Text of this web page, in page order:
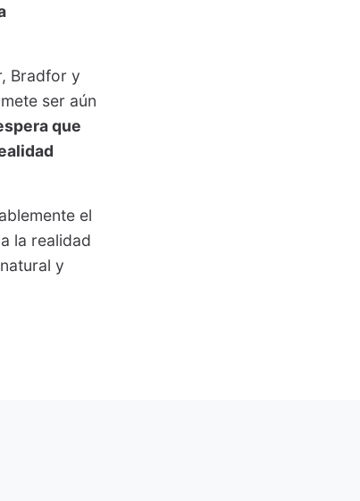
Bradfor y
ser aún
que
el
la realidad
y